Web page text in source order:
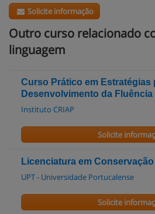
Solicite informação
Outro curso relacionado
linguagem
Curso Prático em Estratégias
Desenvolvimento da
Instituto CRIAP
Solicite
Licenciatura em
UPT - Universidade Portucalense
Solicite